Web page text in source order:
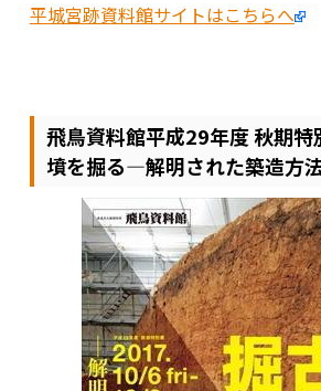
平城宮跡資料館サイトはこちらへ
飛鳥資料館平成29年度 秋期特
墳を掘る―解明された築造方